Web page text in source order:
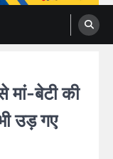
बेटी की
उड़ गए